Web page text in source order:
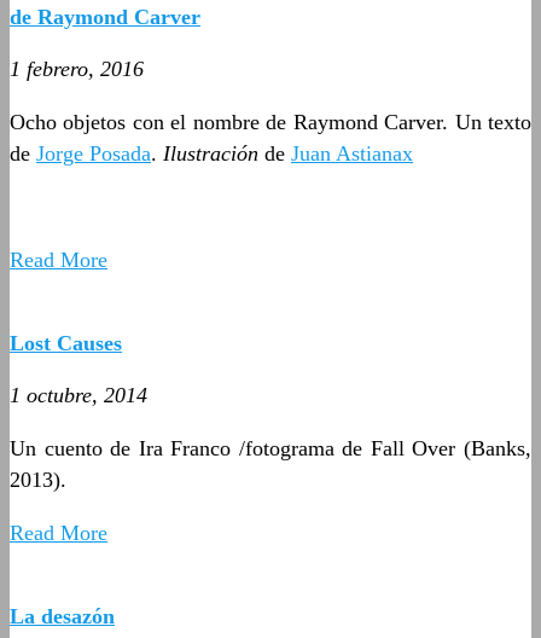
de Raymond Carver
1 febrero, 2016
Ocho objetos con el nombre de Raymond Carver. Un texto
de Jorge Posada. Ilustración de Juan Astianax
Read More
Lost Causes
1 octubre, 2014
Un cuento de Ira Franco /fotograma de Fall Over (Banks,
2013).
Read More
La desazón